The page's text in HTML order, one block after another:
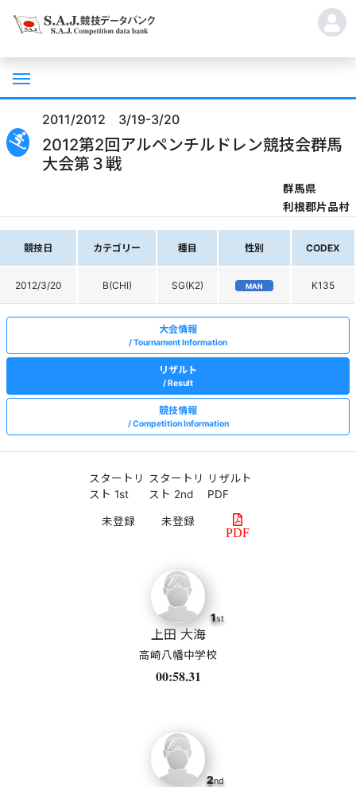
2011/2012 3/19-3/20
2012第2回アルペンチルドレン競技会群馬
大会第３戦
群馬県
利根郡片品村
競技日 カテゴリー 種目 性別 CODEX
2012/3/20 B(CHI) SG(K2) MAN K135
大会情報
Tournament Information
リザルト
Result
競技情報
Competition Information
スタートリ
スト 1st
スタートリ
スト 2nd
リザルト
PDF
PDF
1st
上田 大海
高崎八幡中学校
00:58.31
2nd